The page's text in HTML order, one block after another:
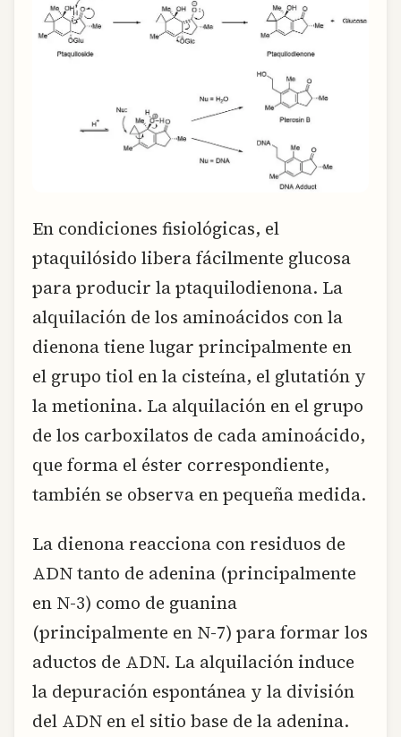
En condiciones fisiológicas, el
ptaquilósido libera fácilmente glucosa
para producir la ptaquilodienona. La
alquilación de los aminoácidos con la
dienona tiene lugar principalmente en
el grupo tiol en la cisteína, el glutatión y
la metionina. La alquilación en el grupo
de los carboxilatos de cada aminoácido,
que forma el éster correspondiente,
también se observa en pequeña medida.
La dienona reacciona con residuos de
ADN tanto de adenina (principalmente
en N-3) como de guanina
(principalmente en N-7) para formar los
aductos de ADN. La alquilación induce
la depuración espontánea y la división
del ADN en el sitio base de la adenina.